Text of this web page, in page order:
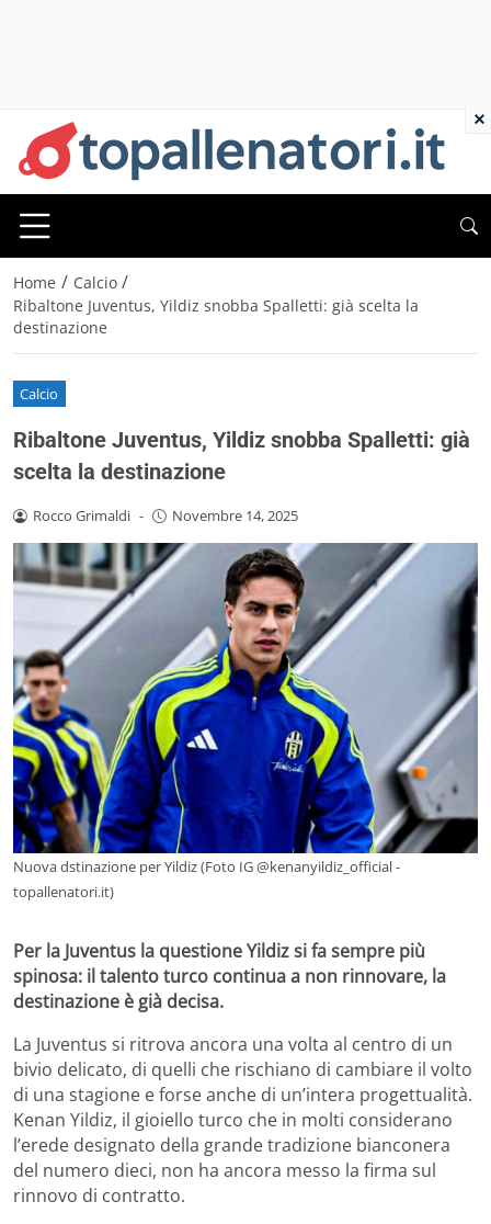
Home / Calcio /
Ribaltone Juventus, Yildiz snobba Spalletti: già scelta la
destinazione
Calcio
Ribaltone Juventus, Yildiz snobba Spalletti: già
scelta la destinazione
Rocco Grimaldi - Novembre 14, 2025
Nuova dstinazione per Yildiz (Foto IG @kenanyildiz_official -
topallenatori.it)
Per la Juventus la questione Yildiz si fa sempre più
spinosa: il talento turco continua a non rinnovare, la
destinazione è già decisa.
La Juventus si ritrova ancora una volta al centro di un
bivio delicato, di quelli che rischiano di cambiare il volto
di una stagione e forse anche di un’intera progettualità.
Kenan Yildiz, il gioiello turco che in molti considerano
l’erede designato della grande tradizione bianconera
del numero dieci, non ha ancora messo la firma sul
rinnovo di contratto.
×